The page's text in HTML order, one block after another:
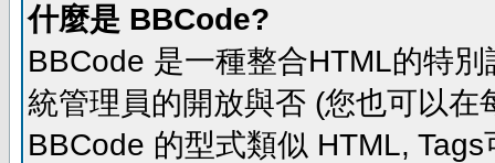
什麼是 BBCode?
BBCode 是一種整合HTML的特
統管理員的開放與否 (您也可以
BBCode 的型式類似 HTML,